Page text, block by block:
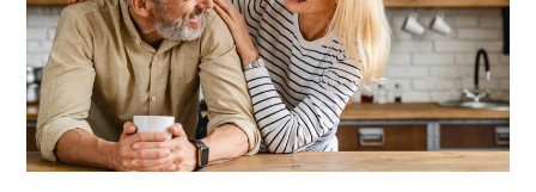
fazem
bem
para
o
cérebro